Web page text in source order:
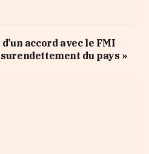
accord avec le FMI
du pays »